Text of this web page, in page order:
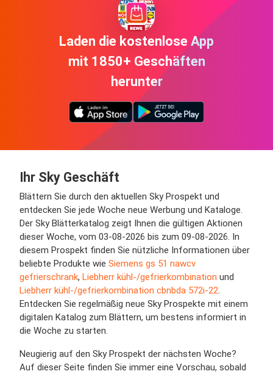
Laden die kostenlose App
mit 1850+ Geschäften
herunter
Ihr Sky Geschäft
Blättern Sie durch den aktuellen Sky Prospekt und
entdecken Sie jede Woche neue Werbung und Kataloge.
Der Sky Blätterkatalog zeigt Ihnen die gültigen Aktionen
dieser Woche, vom 03-08-2026 bis zum 09-08-2026. In
diesem Prospekt finden Sie nützliche Informationen über
beliebte Produkte wie Siemens gs 51 nawcv
gefrierschrank, Liebherr kühl-/gefrierkombination und
Liebherr kühl-/gefrierkombination cbnbda 572i-22.
Entdecken Sie regelmäßig neue Sky Prospekte mit einem
digitalen Katalog zum Blättern, um bestens informiert in
die Woche zu starten.
Neugierig auf den Sky Prospekt der nächsten Woche?
Auf dieser Seite finden Sie immer eine Vorschau, sobald